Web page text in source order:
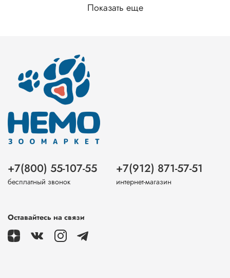
Показать еще
+7(800) 55-107-55
бесплатный звонок
+7(912) 871-57-51
интернет-магазин
Оставайтесь на связи